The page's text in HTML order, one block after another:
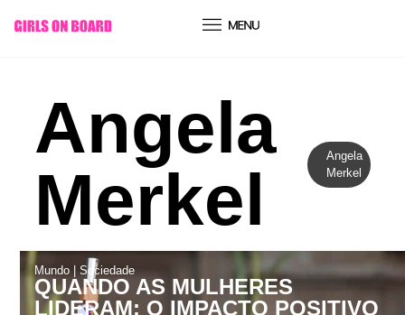
conteúdo
Angela
Merkel
Angela
Merkel
Mundo |Sociedade
QUANDO AS MULHERES
LIDERAM: O IMPACTO POSITIVO